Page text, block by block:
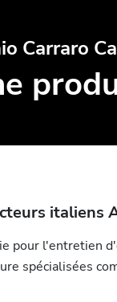
Carraro
italiens
pour l'entretien
spécialisées